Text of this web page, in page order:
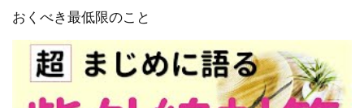
おくべき最低限のこと